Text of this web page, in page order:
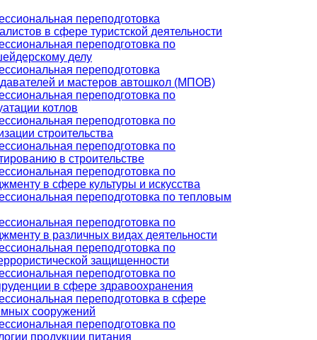
переподготовка
в сфере туристской деятельности
переподготовка по
делу
переподготовка
и мастеров автошкол (МПОВ)
переподготовка по
котлов
переподготовка по
строительства
переподготовка по
в строительстве
переподготовка по
в сфере культуры и искусства
переподготовка по тепловым
переподготовка по
в различных видах деятельности
переподготовка по
защищенности
переподготовка по
в сфере здравоохранения
переподготовка в сфере
сооружений
переподготовка по
продукции питания